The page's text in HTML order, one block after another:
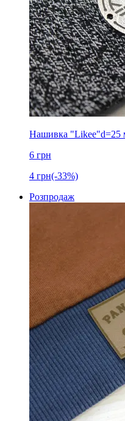
Нашивка "Likee"d=25
6 грн
4 грн(-33%)
Розпродаж